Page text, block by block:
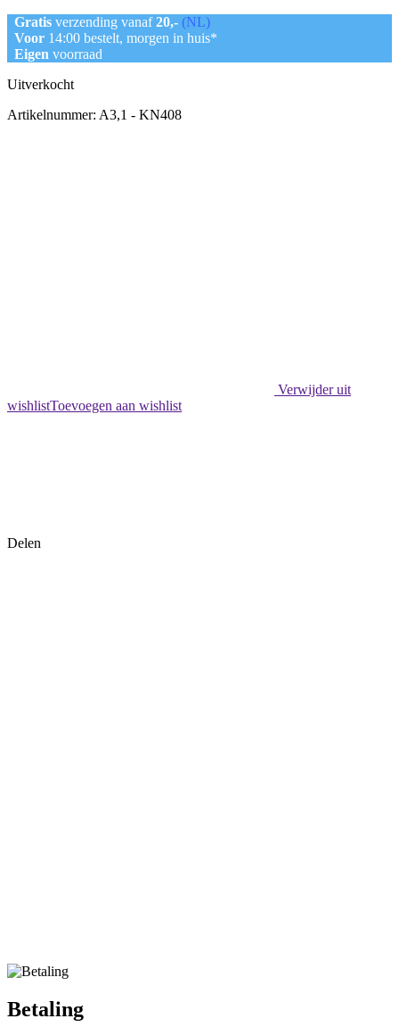
Gratis verzending vanaf20,- (NL)
Voor 14:00 bestelt, morgen in huis*
Eigen voorraad
Uitverkocht
Artikelnummer: A3,1 - KN408
Verwijder uit
wishlistToevoegen aan wishlist
Delen
Betaling